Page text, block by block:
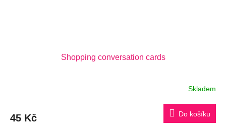
Shopping conversation cards
Skladem
45 Kč Do košíku